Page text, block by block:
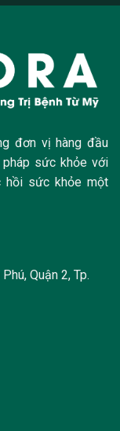
đơn vị hàng đầu
sức khỏe với
hồi sức khỏe một
Quận 2, Tp.